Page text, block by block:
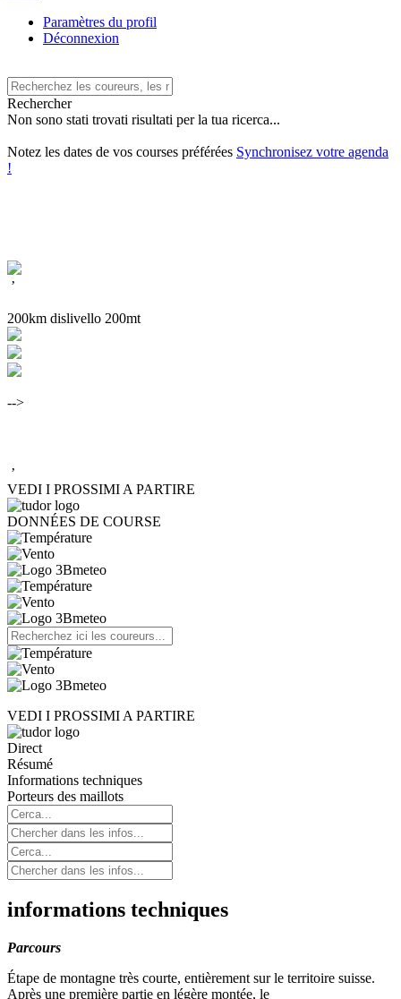
Paramètres du profil
Déconnexion
Rechercher
Non sono stati trovati risultati per la tua ricerca...
Notez les dates de vos courses préférées Synchronisez votre agenda
!
’
200km dislivello 200mt
-->
’
VEDI I PROSSIMI A PARTIRE
DONNÉES DE COURSE
VEDI I PROSSIMI A PARTIRE
Direct
Résumé
Informations techniques
Porteurs des maillots
informations techniques
Parcours
Étape de montagne très courte, entièrement sur le territoire suisse.
Après une première partie en légère montée, le